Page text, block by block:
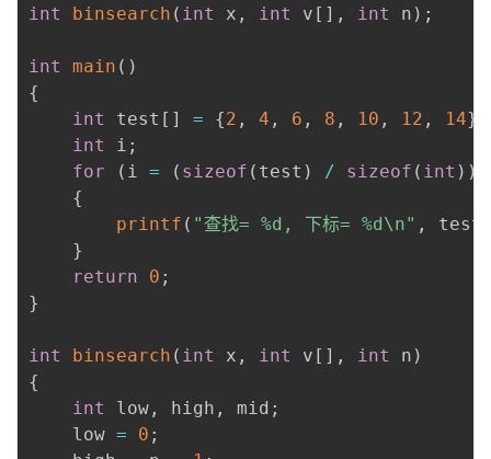
int binsearch ( int x , int v [ ] , int n ) ;
int main ( )
{
int
test [ ] = {2 , 4 , 6 , 8 , 10 , 12 , 14}
int
i ;
for
( i = ( sizeof ( test ) / sizeof ( int ) )
{
printf ( "查找= %d, 下标= %d\n" , test
}
return
0 ;
}
int binsearch ( int x , int v [ ] , int n )
{
int
low , high , mid ;
    low
= 0 ;